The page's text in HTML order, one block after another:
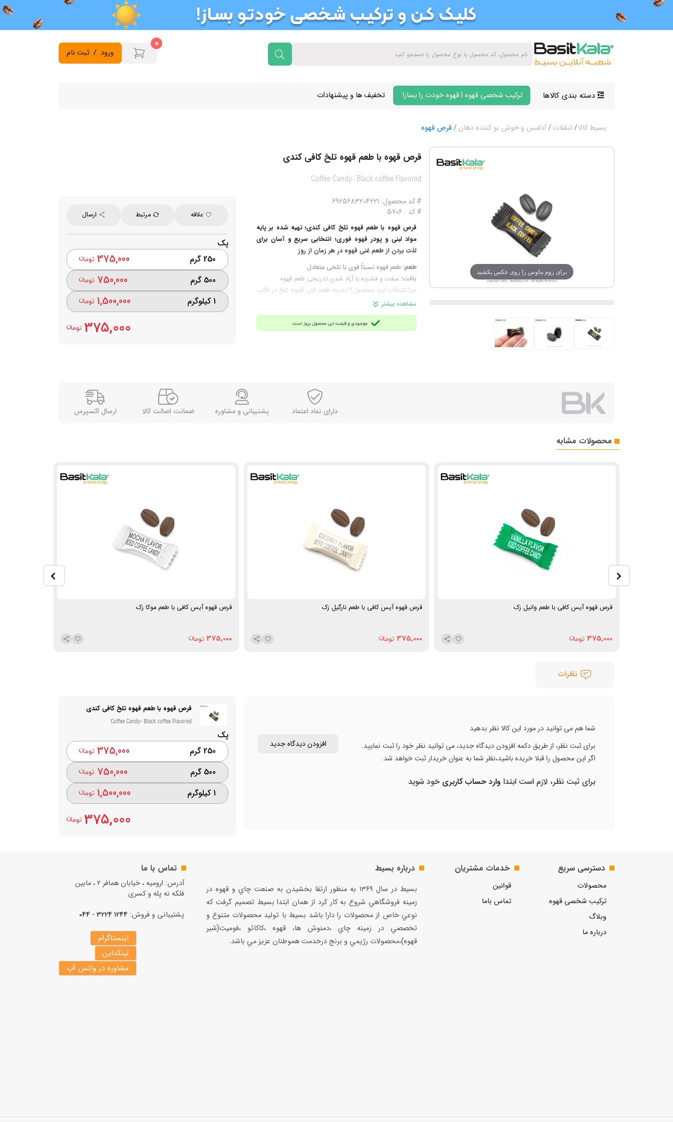
ثبت نام / ورود
0
دسته بندی کالاها ترکیب شخصی قهوه | قهوه خودت را بساز! تخفیف ها و پیشنهادات
بسیط کالا تنقلات آدامس و خوش بو کننده دهان قرص قهوه
برای زوم ماوس را روی عکس بکشید
قرص قهوه با طعم قهوه تلخ کافی کندی
Coffee Candy- Black coffee Flavored
# کد محصول: 6925683204221
# کد : 5706
قرص قهوه با طعم قهوه تلخ کافی کندی؛ تهیه‌ شده بر پایه
مواد لبنی و پودر قهوه فوری؛ انتخابی سریع و آسان برای
لذت بردن از طعم غنی قهوه در هر زمان از روز
طعم: طعم قهوه نسبتاً قوی با تلخی متعادل
بافت: سفت و فشرده با آزاد شدن تدریجی طعم قهوه
چرا انتخاب این محصول؟ تجربه طعم غنی قهوه تلخ در قالب
قرصی کوچک بدون نیاز به تجهیزات آماده‌سازی قهوه
ترکیبات:شربت گلوکز، روغن گیاهی هیدروژنه، پودر شیر، پودر
قهوه فوری (حداقل ۱۰٪)، امولسیفایرها، تثبیت‌ کننده،
مشاهده بیشتر
علاقه مرتبط ارسال
پک
250 گرم
375,000
500 گرم 750,000
1 کیلوگرم 1,500,000
375,000
دارای نماد اعتماد پشتیبانی و مشاوره ضمانت اصالت کالا ارسال اکسپرس
محصولات مشابه
قرص قهوه آیس کافی با طعم وانیل زک
375,000
قرص قهوه آیس کافی با طعم نارگیل زک
375,000
قرص قهوه آیس کافی با طعم موکا زک
375,000
نظرات
قرص قهوه با طعم قهوه تلخ کافی کندی
Coffee Candy- Black coffee Flavored
پک
250 گرم
375,000
500 گرم 750,000
1 کیلوگرم 1,500,000
375,000
شما هم می توانید در مورد این کالا نظر بدهید
برای ثبت نظر، از طریق دکمه افزودن دیدگاه جدید، می توانید نظر خود را ثبت نمایید.
اگر این محصول را قبلا خریده باشید،نظر شما به عنوان خریدار ثبت خواهد شد.
افزودن دیدگاه جدید
برای ثبت نظر، لازم است ابتدا وارد حساب کاربری خود شوید
دسترسی سریع
محصولات
ترکیب شخصی قهوه
وبلاگ
درباره ما
خدمات مشتریان
قوانین
تماس باما
درباره بسیط
بسيط در سال ۱۳۶۹ به منظور ارتقا بخشيدن به صنعت چاي و قهوه در
زمينه فروشگاهي شروع به كار كرد از همان ابتدا بسيط تصميم گرفت كه
نوعي خاص از محصولات را دارا باشد بسيط با توليد محصولات متنوع و
تخصصي در زمينه چاي ،دمنوش ها، قهوه ،كاكائو ،فوميت(شير
قهوه)،محصولات رژيمي و برنج درخدمت هموطنان عزيز مي باشد.
تماس با ما
آدرس: ارومیه ، خیابان همافر 2 ، مابين
فلكه نه پله و کسری
پشتیبانی و فروش: 1244 3224 - 044
اینستاگرام
لینکداین
مشاوره در واتس آپ